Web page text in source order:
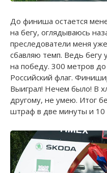
До финиша остается
на бегу, оглядываюсь
преследователи меня
сбавляю темп. Ведь бегу
на победу. 300 метров
Российский флаг.
Выиграл! Нечем было! В
другому, не умею. Итог
штраф в две минуты и 10